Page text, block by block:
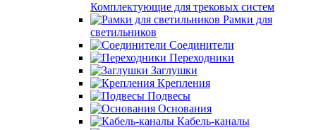
Комплектующие для трековых систем
Рамки для
светильников
Соединители
Переходники
Заглушки
Крепления
Подвесы
Основания
Кабель-каналы